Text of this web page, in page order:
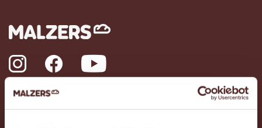
InstagramFacebook YouTube